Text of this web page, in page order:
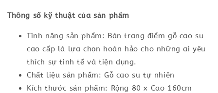
Thông số kỹ thuật của sản phẩm
Tính năng sản phẩm: Bàn trang điểm gỗ cao su
cao cấp là lựa chọn hoàn hảo cho những ai yêu
thích sự tinh tế và tiện dụng.
Chất liệu sản phẩm: Gỗ cao su tự nhiên
Kích thước sản phẩm: Rộng 80 x Cao 160cm